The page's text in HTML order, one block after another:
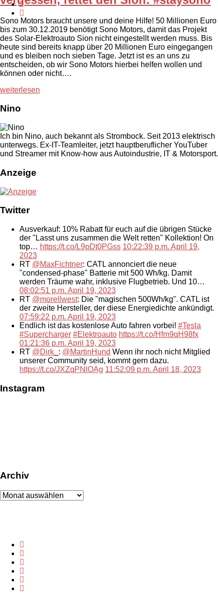
Sono Motors braucht unsere und deine Hilfe! 50 Millionen Euro
bis zum 30.12.2019 benötigt Sono Motors, damit das Projekt
des Solar-Elektroauto Sion nicht eingestellt werden muss. Bis
heute sind bereits knapp über 20 Millionen Euro eingegangen
und es bleiben noch sieben Tage. Jetzt ist es an uns zu
entscheiden, ob wir Sono Motors hierbei helfen wollen und
können oder nicht….
weiterlesen
Nino
Ich bin Nino, auch bekannt als Strombock. Seit 2013 elektrisch
unterwegs. Ex-IT-Teamleiter, jetzt hauptberuflicher YouTuber
und Streamer mit Know-how aus Autoindustrie, IT & Motorsport.
Anzeige
Twitter
Ausverkauf: 10% Rabatt für euch auf die übrigen Stücke
der "Lasst uns zusammen die Welt retten" Kollektion! On
top… https://t.co/L9pDt0PGss 10:22:39 p.m. April 19,
2023
RT @MaxFichtner: CATL annonciert die neue
"condensed-phase" Batterie mit 500 Wh/kg. Damit
werden Träume wahr, inklusive Flugbetrieb. Und 10…
08:02:51 p.m. April 19, 2023
RT @morellwest: Die "magischen 500Wh/kg". CATL ist
der zweite Hersteller, der diese Energiedichte ankündigt.
07:59:22 p.m. April 19, 2023
Endlich ist das kostenlose Auto fahren vorbei! #Tesla
#Supercharger #Elektroauto https://t.co/Hfm9qH98fx
01:21:36 p.m. April 19, 2023
RT @Dirk_ : @MartinHund Wenn ihr noch nicht Mitglied
unserer Community seid, kommt gern dazu.
https://t.co/JXZqPNlOAg 11:52:09 p.m. April 18, 2023
Instagram
Archiv
Archiv